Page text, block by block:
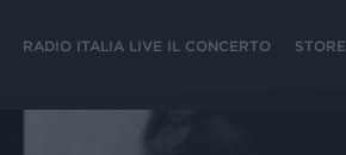
RADIO ITALIA LIVE IL CONCERTO STORE